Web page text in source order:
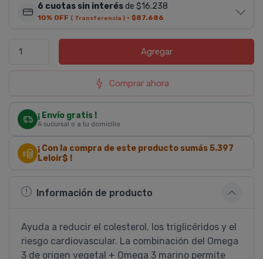
6 cuotas sin interésde $16.238
10% OFF ( Transferencia ) · $87.686
Agregar
Comprar ahora
¡ Envío gratis !
A sucursal o a tu domicilio
¡ Con la compra de este producto sumás5.397
Leloir$ !
Información de producto
Ayuda a reducir el colesterol, los triglicéridos y el
riesgo cardiovascular. La combinación del Omega
3 de origen vegetal + Omega 3 marino permite